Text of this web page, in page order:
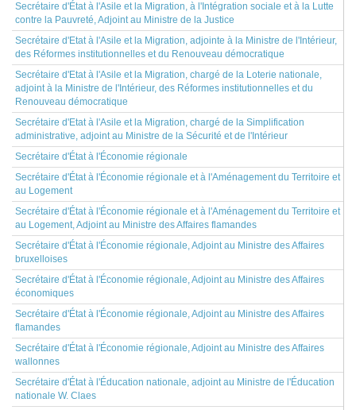
Secrétaire d'État à l'Asile et la Migration, à l'Intégration sociale et à la Lutte
contre la Pauvreté, Adjoint au Ministre de la Justice
Secrétaire d'Etat à l'Asile et la Migration, adjointe à la Ministre de l'Intérieur,
des Réformes institutionnelles et du Renouveau démocratique
Secrétaire d'Etat à l'Asile et la Migration, chargé de la Loterie nationale,
adjoint à la Ministre de l'Intérieur, des Réformes institutionnelles et du
Renouveau démocratique
Secrétaire d'Etat à l'Asile et la Migration, chargé de la Simplification
administrative, adjoint au Ministre de la Sécurité et de l'Intérieur
Secrétaire d'État à l'Économie régionale
Secrétaire d'État à l'Économie régionale et à l'Aménagement du Territoire et
au Logement
Secrétaire d'État à l'Économie régionale et à l'Aménagement du Territoire et
au Logement, Adjoint au Ministre des Affaires flamandes
Secrétaire d'État à l'Économie régionale, Adjoint au Ministre des Affaires
bruxelloises
Secrétaire d'État à l'Économie régionale, Adjoint au Ministre des Affaires
économiques
Secrétaire d'État à l'Économie régionale, Adjoint au Ministre des Affaires
flamandes
Secrétaire d'État à l'Économie régionale, Adjoint au Ministre des Affaires
wallonnes
Secrétaire d'État à l'Éducation nationale, adjoint au Ministre de l'Éducation
nationale W. Claes